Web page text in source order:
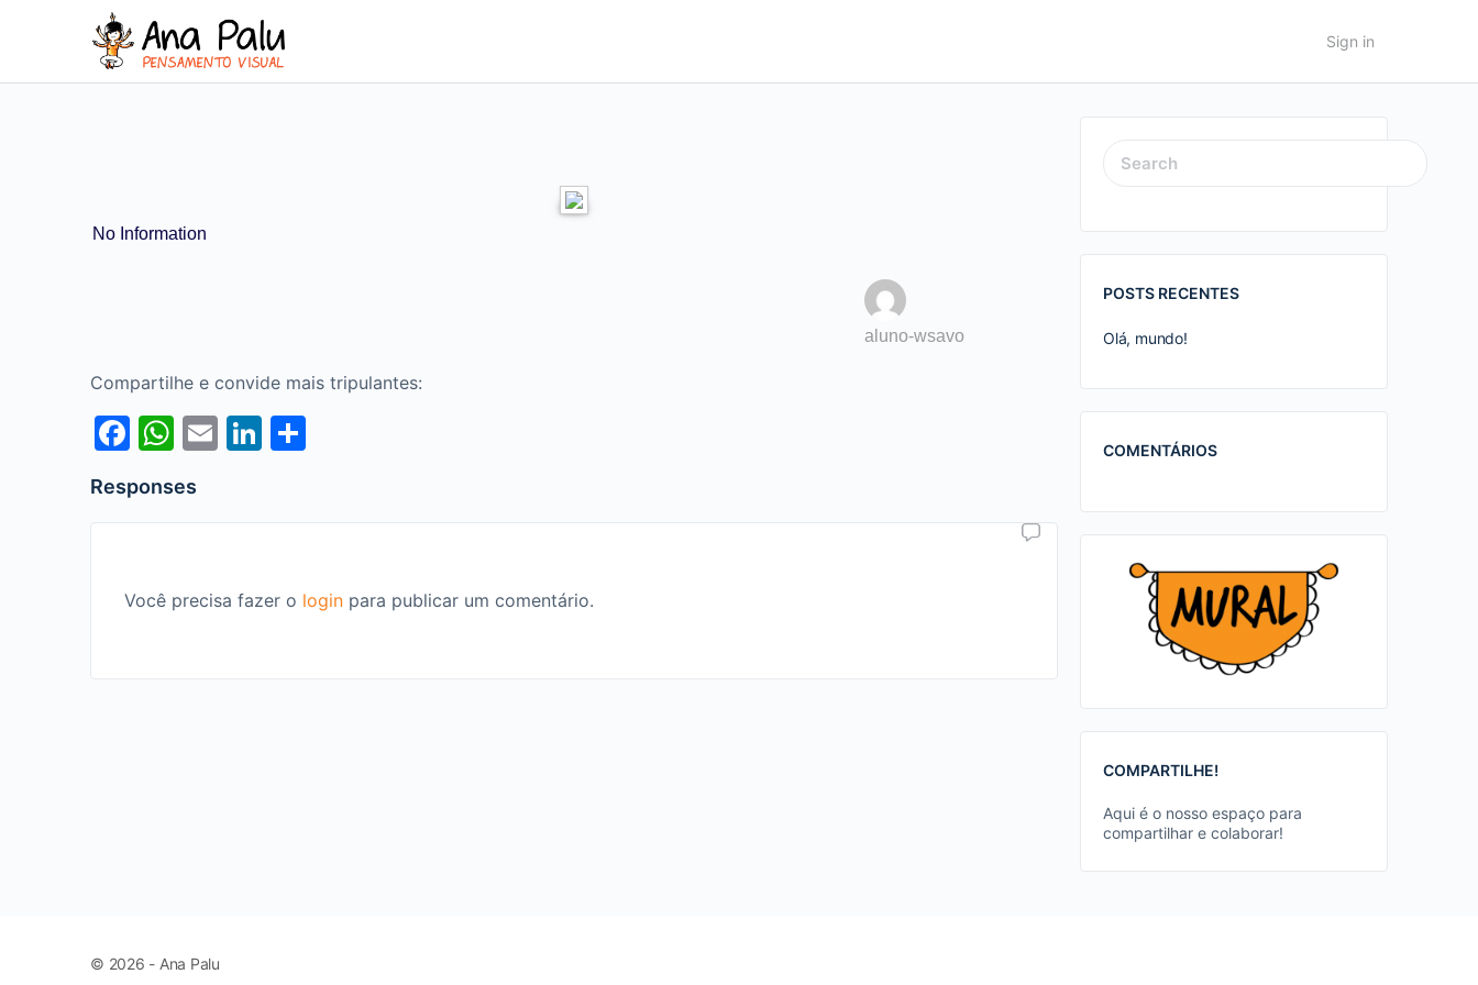
Sign in
No Information
aluno-wsavo
Compartilhe e convide mais tripulantes:
Facebook
WhatsApp
EmailLinkedIn
Responses
Você precisa fazer o login para publicar um comentário.
SEARCH
FOR:
POSTS RECENTES
Olá, mundo!
COMENTÁRIOS
COMPARTILHE!
Aqui é o nosso espaço para
compartilhar e colaborar!
© 2026 - Ana Palu